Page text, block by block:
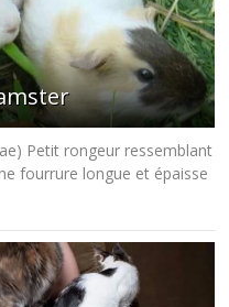
Petit rongeur ressemblant
fourrure longue et épaisse